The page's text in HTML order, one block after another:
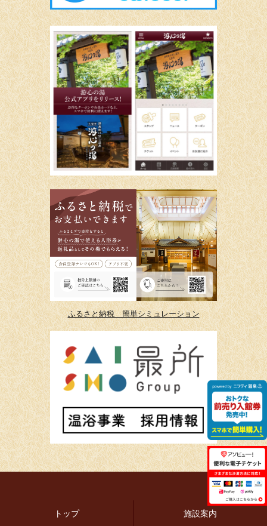
ふるさと納税 簡単シミュレーション
トップ 施設案内